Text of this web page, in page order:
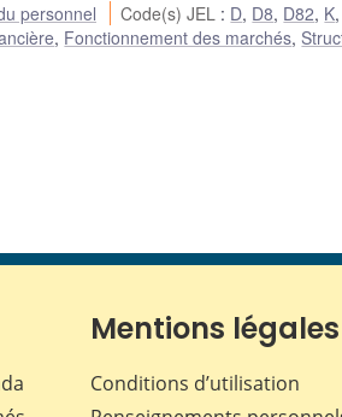
personnel Code(s) JEL : D, D8, D82, K,
, Fonctionnement des marchés,
Mentions légales
Conditions d’utilisation